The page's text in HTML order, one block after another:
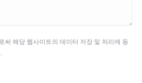
써 해당 웹사이트의 데이터 저장 및 처리에 동